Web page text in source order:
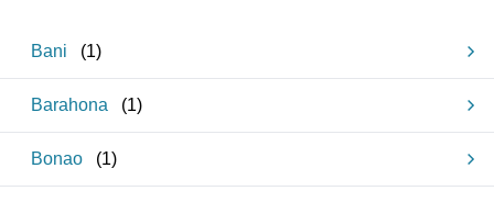
Bani (1)
Barahona (1)
Bonao (1)